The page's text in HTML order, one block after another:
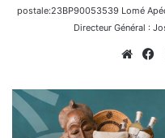
postale:23BP90053539 Lomé
Directeur Général :